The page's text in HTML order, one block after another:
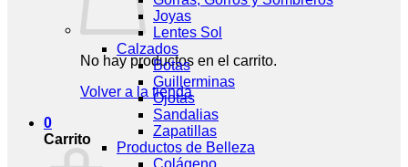
No hay productos en el carrito.
Volver a la tienda
0
Carrito
Joyas
Lentes Sol
Calzados
Botas
Guillerminas
Ojotas
Sandalias
Zapatillas
Productos de Belleza
Colágeno